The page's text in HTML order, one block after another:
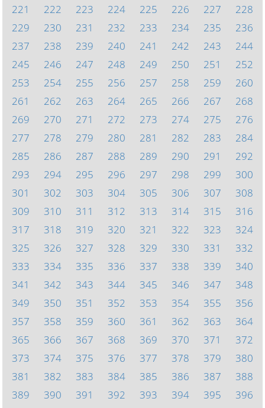
221
222 223 224 225 226 227
228
229
230 231 232 233 234 235
236
237
238 239 240 241 242 243
244
245
246 247 248 249 250 251
252
253
254 255 256 257 258 259
260
261
262 263 264 265 266 267
268
269
270 271 272 273 274 275
276
277
278 279 280 281 282 283
284
285
286 287 288 289 290 291
292
293
294 295 296 297 298 299
300
301
302 303 304 305 306 307
308
309
310 311 312 313 314 315
316
317
318 319 320 321 322 323
324
325
326 327 328 329 330 331
332
333
334 335 336 337 338 339
340
341
342 343 344 345 346 347
348
349
350 351 352 353 354 355
356
357
358 359 360 361 362 363
364
365
366 367 368 369 370 371
372
373
374 375 376 377 378 379
380
381
382 383 384 385 386 387
388
389
390 391 392 393 394 395
396